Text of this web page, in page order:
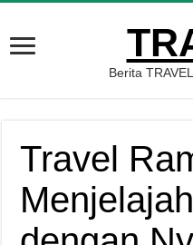
Berita
Travel